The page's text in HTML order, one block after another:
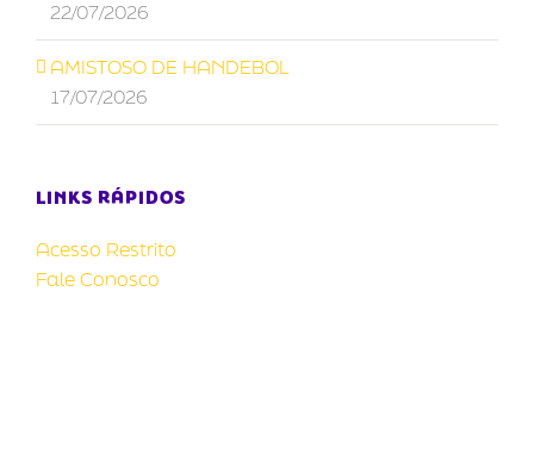
22/07/2026
AMISTOSO DE HANDEBOL
17/07/2026
LINKS RÁPIDOS
Acesso Restrito
Fale Conosco